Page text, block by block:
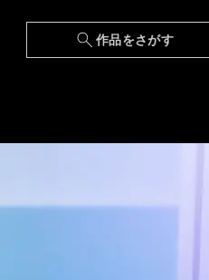
作品をさがす
の王様、二度目の人生は何をす